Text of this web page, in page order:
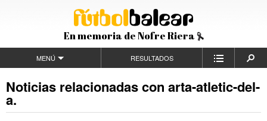
En memoria de Nofre Riera
MENÚ RESULTADOS
Noticias relacionadas con arta-atletic-del-
a.